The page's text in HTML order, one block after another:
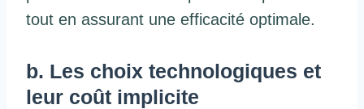
tout en assurant une efficacité optimale.
b. Les choix technologiques et
leur coût implicite